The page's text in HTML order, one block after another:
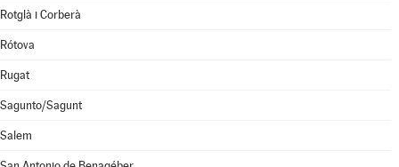
Rotglà i Corberà
Rótova
Rugat
Sagunto/Sagunt
Salem